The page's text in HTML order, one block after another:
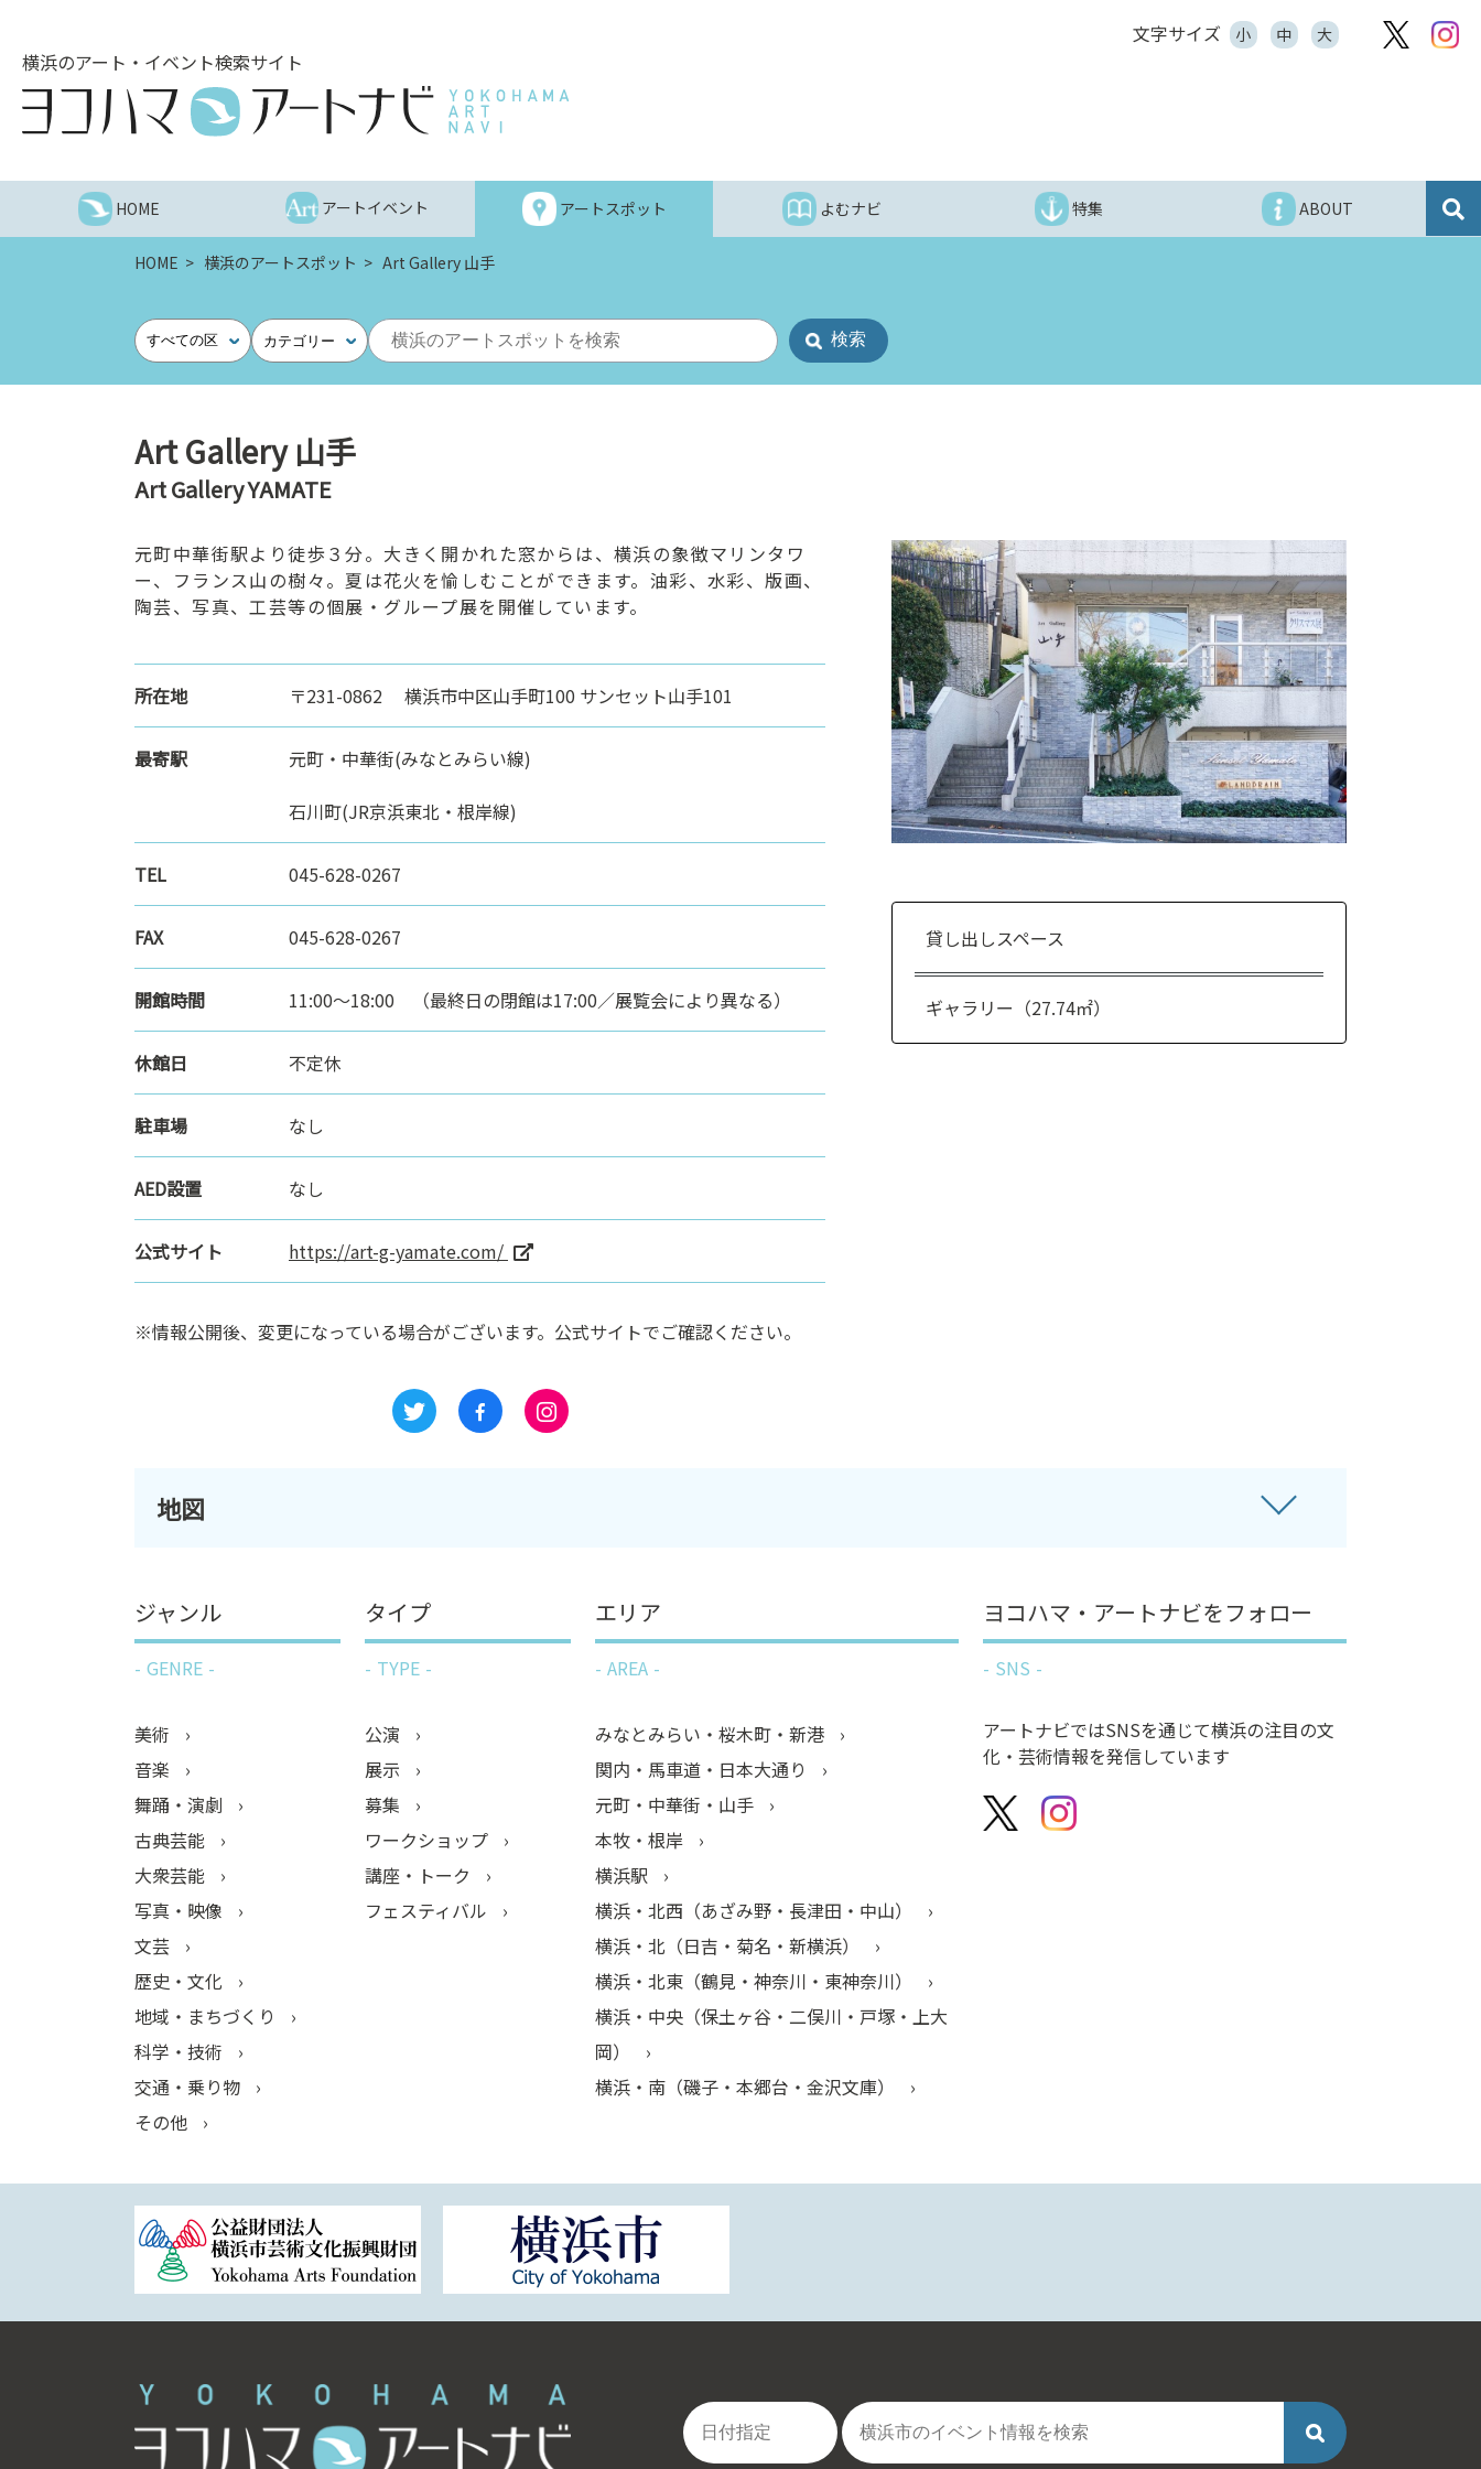
ー
文字サイズ 小 中 大
横浜のアート・イベント検索サイト
HOME アートイベント アートスポット よむナビ 特集 ABOUT
HOME 横浜のアートスポット Art Gallery 山手
すべての区 カテゴリー
Art Gallery 山手
Art Gallery YAMATE
貸し出しスペース
ギャラリー（27.74㎡）
元町中華街駅より徒歩３分。大きく開かれた窓からは、横浜の象徴マリンタワ
ー、フランス山の樹々。夏は花火を愉しむことができます。油彩、水彩、版画、
陶芸、写真、工芸等の個展・グループ展を開催しています。
所在地 〒231-0862 横浜市中区山手町100 サンセット山手101
最寄駅
元町・中華街(みなとみらい線)
石川町(JR京浜東北・根岸線)
TEL 045-628-0267
FAX 045-628-0267
開館時間 11:00～18:00 （最終日の閉館は17:00／展覧会により異なる）
休館日 不定休
駐車場 なし
AED設置 なし
公式サイト https://art-g-yamate.com/
※情報公開後、変更になっている場合がございます。公式サイトでご確認ください。
地図
ジャンル
GENRE
美術
音楽
舞踊・演劇
古典芸能
大衆芸能
写真・映像
文芸
歴史・文化
地域・まちづくり
科学・技術
交通・乗り物
その他
タイプ
TYPE
公演
展示
募集
ワークショップ
講座・トーク
フェスティバル
エリア
AREA
みなとみらい・桜木町・新港
関内・馬車道・日本大通り
元町・中華街・山手
本牧・根岸
横浜駅
横浜・北西（あざみ野・長津田・中山）
横浜・北（日吉・菊名・新横浜）
横浜・北東（鶴見・神奈川・東神奈川）
横浜・中央（保土ヶ谷・二俣川・戸塚・上大
岡）
横浜・南（磯子・本郷台・金沢文庫）
ヨコハマ・アートナビをフォロー
SNS
アートナビではSNSを通じて横浜の注目の文
化・芸術情報を発信しています